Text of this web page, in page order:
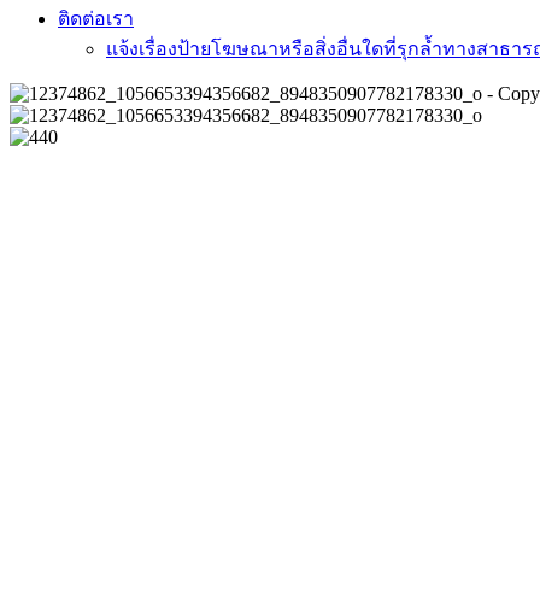
ติดต่อเรา
แจ้งเรื่องป้ายโฆษณาหรือสิ่งอื่นใดที่รุกล้ำทางสาธา